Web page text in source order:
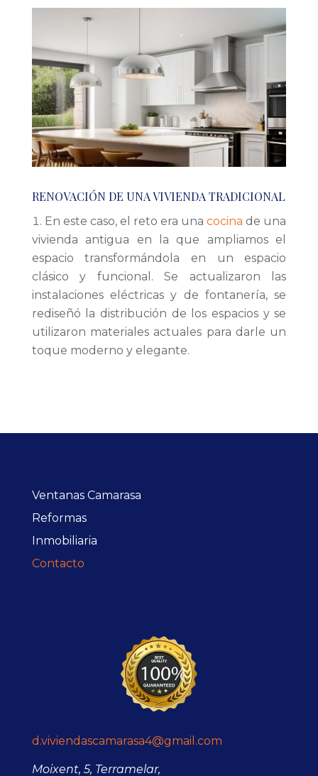
RENOVACIÓN DE UNA VIVIENDA TRADICIONAL
En este caso, el reto era unacocina de una
vivienda antigua en la que ampliamos el
espacio transformándola en un espacio
clásico y funcional. Se actualizaron las
instalaciones eléctricas y de fontanería, se
rediseñó la distribución de los espacios y se
utilizaron materiales actuales para darle un
toque moderno y elegante.
Ventanas Camarasa
Reformas
Inmobiliaria
Contacto
d.viviendascamarasa4@gmail.com
Moixent, 5, Terramelar,